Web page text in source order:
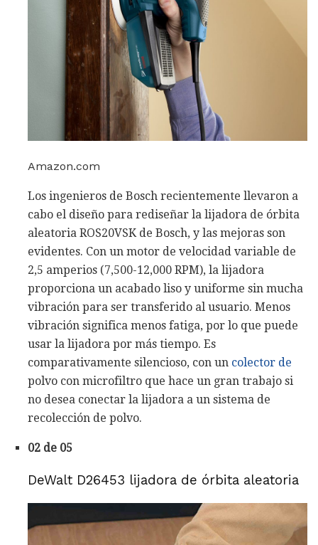
Amazon.com
Los ingenieros de Bosch recientemente llevaron a
cabo el diseño para rediseñar la lijadora de órbita
aleatoria ROS20VSK de Bosch, y las mejoras son
evidentes. Con un motor de velocidad variable de
2,5 amperios (7,500-12,000 RPM), la lijadora
proporciona un acabado liso y uniforme sin mucha
vibración para ser transferido al usuario. Menos
vibración significa menos fatiga, por lo que puede
usar la lijadora por más tiempo. Es
comparativamente silencioso, con un colector de
polvo con microfiltro que hace un gran trabajo si
no desea conectar la lijadora a un sistema de
recolección de polvo.
02 de 05
DeWalt D26453 lijadora de órbita aleatoria